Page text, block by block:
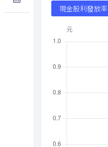
現金股利發放率